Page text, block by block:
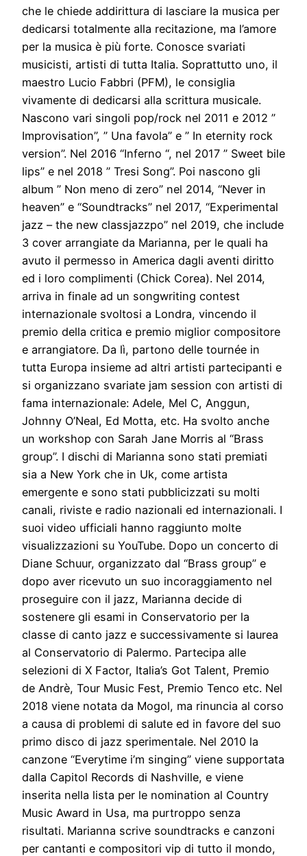
che le chiede addirittura di lasciare la musica per
dedicarsi totalmente alla recitazione, ma l’amore
per la musica è più forte. Conosce svariati
musicisti, artisti di tutta Italia. Soprattutto uno, il
maestro Lucio Fabbri (PFM), le consiglia
vivamente di dedicarsi alla scrittura musicale.
Nascono vari singoli pop/rock nel 2011 e 2012 ”
Improvisation”, ” Una favola” e ” In eternity rock
version”. Nel 2016 “Inferno “, nel 2017 ” Sweet bile
lips” e nel 2018 ” Tresi Song”. Poi nascono gli
album ” Non meno di zero” nel 2014, “Never in
heaven” e “Soundtracks” nel 2017, “Experimental
jazz – the new classjazzpo” nel 2019, che include
3 cover arrangiate da Marianna, per le quali ha
avuto il permesso in America dagli aventi diritto
ed i loro complimenti (Chick Corea). Nel 2014,
arriva in finale ad un songwriting contest
internazionale svoltosi a Londra, vincendo il
premio della critica e premio miglior compositore
e arrangiatore. Da lì, partono delle tournée in
tutta Europa insieme ad altri artisti partecipanti e
si organizzano svariate jam session con artisti di
fama internazionale: Adele, Mel C, Anggun,
Johnny O’Neal, Ed Motta, etc. Ha svolto anche
un workshop con Sarah Jane Morris al “Brass
group”. I dischi di Marianna sono stati premiati
sia a New York che in Uk, come artista
emergente e sono stati pubblicizzati su molti
canali, riviste e radio nazionali ed internazionali. I
suoi video ufficiali hanno raggiunto molte
visualizzazioni su YouTube. Dopo un concerto di
Diane Schuur, organizzato dal “Brass group” e
dopo aver ricevuto un suo incoraggiamento nel
proseguire con il jazz, Marianna decide di
sostenere gli esami in Conservatorio per la
classe di canto jazz e successivamente si laurea
al Conservatorio di Palermo. Partecipa alle
selezioni di X Factor, Italia’s Got Talent, Premio
de Andrè, Tour Music Fest, Premio Tenco etc. Nel
2018 viene notata da Mogol, ma rinuncia al corso
a causa di problemi di salute ed in favore del suo
primo disco di jazz sperimentale. Nel 2010 la
canzone “Everytime i’m singing” viene supportata
dalla Capitol Records di Nashville, e viene
inserita nella lista per le nomination al Country
Music Award in Usa, ma purtroppo senza
risultati. Marianna scrive soundtracks e canzoni
per cantanti e compositori vip di tutto il mondo,